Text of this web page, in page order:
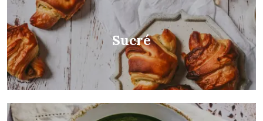
Sucré
c
h
e
r
c
h
e
p
o